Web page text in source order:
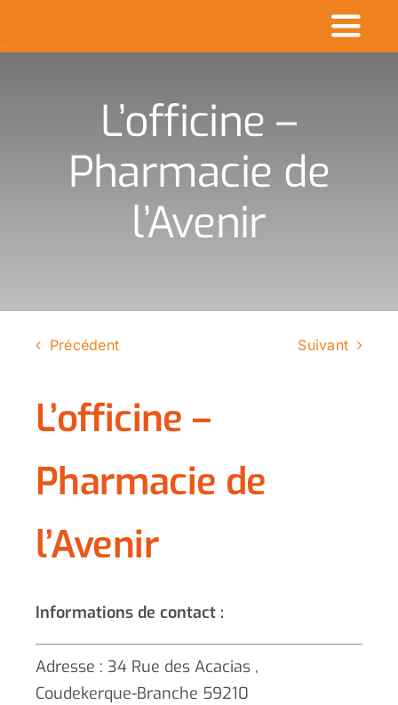
Commerçants en
Made in CDK
Actualités
L’officine –
Pharmacie de
l’Avenir
Précédent Suivant
L’officine –
Pharmacie de
l’Avenir
Informations de contact :
Adresse : 34 Rue des Acacias ,
Coudekerque-Branche 59210